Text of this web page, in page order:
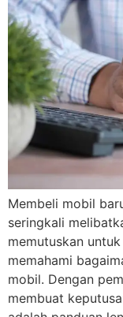
Membeli mobil
seringkali
memutuskan
memahami
mobil. Dengan
membuat